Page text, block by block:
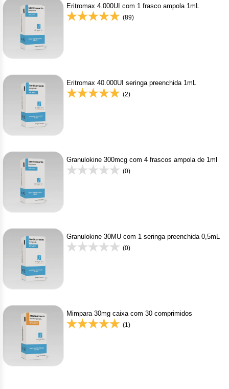
Eritromax 4.000UI com 1 frasco ampola 1mL
(89)
Eritromax 40.000UI seringa preenchida 1mL
(2)
Granulokine 300mcg com 4 frascos ampola de 1ml
(0)
Granulokine 30MU com 1 seringa preenchida 0,5mL
(0)
Mimpara 30mg caixa com 30 comprimidos
(1)